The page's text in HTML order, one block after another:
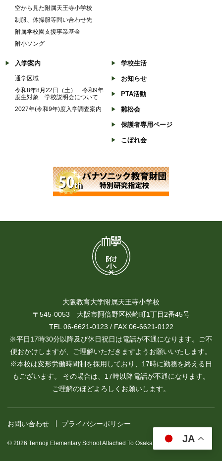
空から見た附属天王寺小学校
制服、体操服等問い合わせ先
附属学校園支援事業基金
附小ソング
入学案内
通学区域
令和8年8月22日（土） 令和9年
度生対象 学校説明会について
2027年(令和9年)度入学調査案内
学校生活
お知らせ
PTA活動
雛松会
保護者専用ページ
こぼれ会
大阪教育大学附属天王寺小学校
〒545-0053 大阪市阿倍野区松崎町1丁目2番45号
TEL 06-6621-0123 / FAX 06-6621-0122
※平日17時30分以降及び休日祝日は電話が不通になります。ご不
便おかけしますが、ご理解いただきますようお願いいたします。
※本校は変形労働時間制を採用しており、17時に勤務を終える日
もございます。 その場合は、17時以降電話が不通になります。
ご理解のほどよろしくお願いします。
お問い合わせ プライバシーポリシー
© 2026 Tennoji Elementary School Attached To Osaka Kyoiku University.
JA